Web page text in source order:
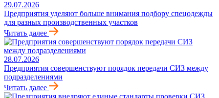
29.07.2026
Предприятия уделяют больше внимания подбору спецодежды
для разных производственных участков
Читать далее
28.07.2026
Предприятия совершенствуют порядок передачи СИЗ между
подразделениями
Читать далее